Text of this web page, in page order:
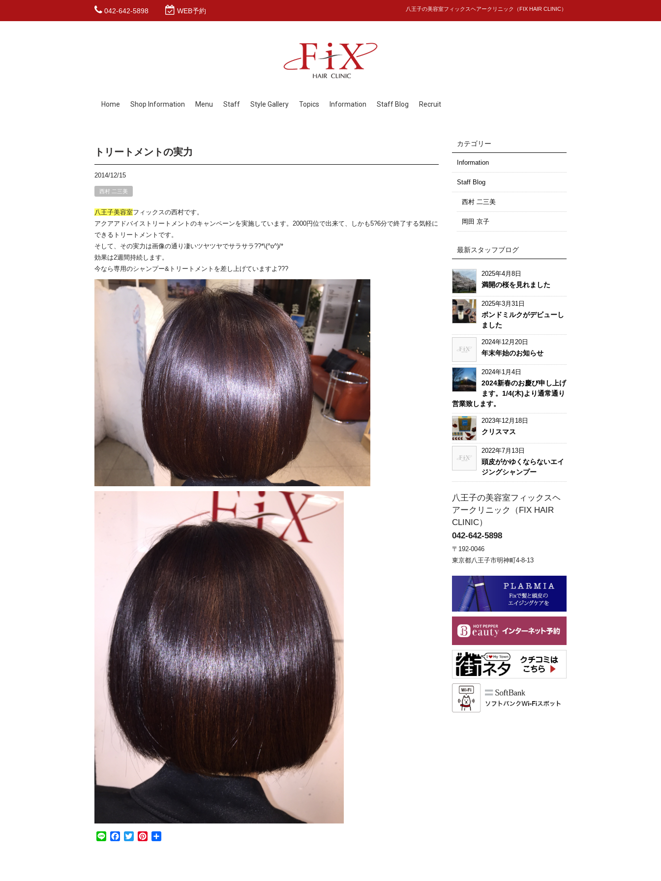
042-642-5898 WEB予約 八王子の美容室フィックスヘアークリニック（FIX HAIR CLINIC）
Home Shop Information Menu Staff Style Gallery Topics Information Staff Blog Recruit
トリートメントの実力
2014/12/15
西村 二三美
八王子美容室フィックスの西村です。
アクアアドバイストリートメントのキャンペーンを実施しています。2000円位で出来て、しかも5?6分で終了する気軽に
できるトリートメントです。
そして、その実力は画像の通り凄いツヤツヤでサラサラ??*\(^o^)/*
効果は2週間持続します。
今なら専用のシャンプー&トリートメントを差し上げていますよ???
Line Facebook
TwitterPinterest
カテゴリー
Information
Staff Blog
西村 二三美
岡田 京子
最新スタッフブログ
2025年4月8日
満開の桜を見れました
2025年3月31日
ボンドミルクがデビューし
ました
2024年12月20日
年末年始のお知らせ
2024年1月4日
2024新春のお慶び申し上げ
ます。1/4(木)より通常通り
営業致します。
2023年12月18日
クリスマス
2022年7月13日
頭皮がかゆくならないエイ
ジングシャンプー
八王子の美容室フィックスヘ
アークリニック（FIX HAIR
CLINIC）
042-642-5898
〒192-0046
東京都八王子市明神町4-8-13